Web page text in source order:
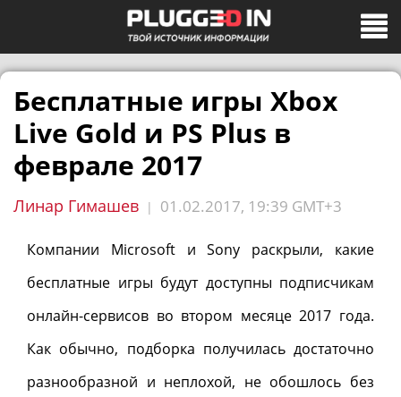
Бесплатные игры Xbox
Live Gold и PS Plus в
феврале 2017
Линар Гимашев | 01.02.2017, 19:39 GMT+3
Компании Microsoft и Sony раскрыли, какие
бесплатные игры будут доступны подписчикам
онлайн-сервисов во втором месяце 2017 года.
Как обычно, подборка получилась достаточно
разнообразной и неплохой, не обошлось без